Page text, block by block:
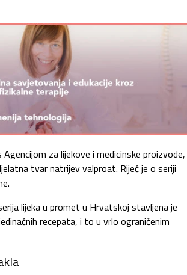
za lijekove i medicinske proizvode,
tvar natrijev valproat. Riječ je o seriji
lijeka u promet u Hrvatskoj stavljena je
recepata, i to u vrlo ograničenim